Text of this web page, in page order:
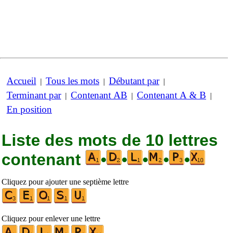
Accueil | Tous les mots | Débutant par|
Terminant par| Contenant AB | Contenant A & B |
En position
Liste des mots de 10 lettres
contenant
• • • • •
Cliquez pour ajouter une septième lettre
Cliquez pour enlever une lettre